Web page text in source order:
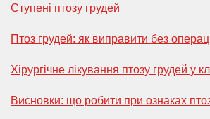
Ступені птозу грудей
Птоз грудей: як виправити без
Хірургічне лікування птозу грудей у
Висновки: що робити при ознаках